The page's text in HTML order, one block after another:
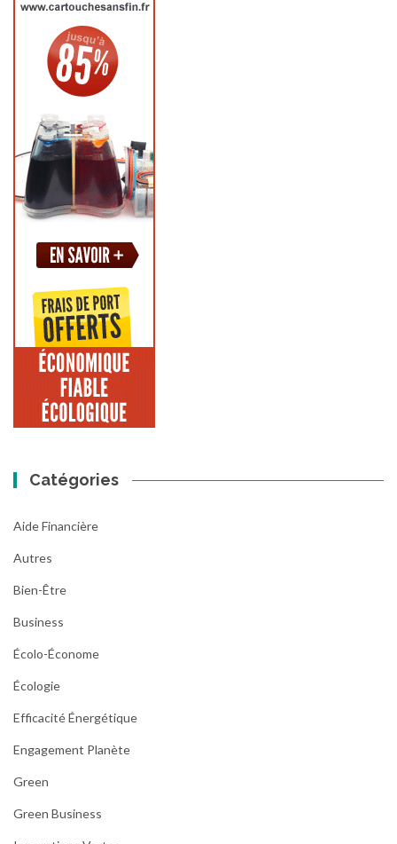
Catégories
Aide Financière
Autres
Bien-Être
Business
Écolo-Économe
Écologie
Efficacité Énergétique
Engagement Planète
Green
Green Business